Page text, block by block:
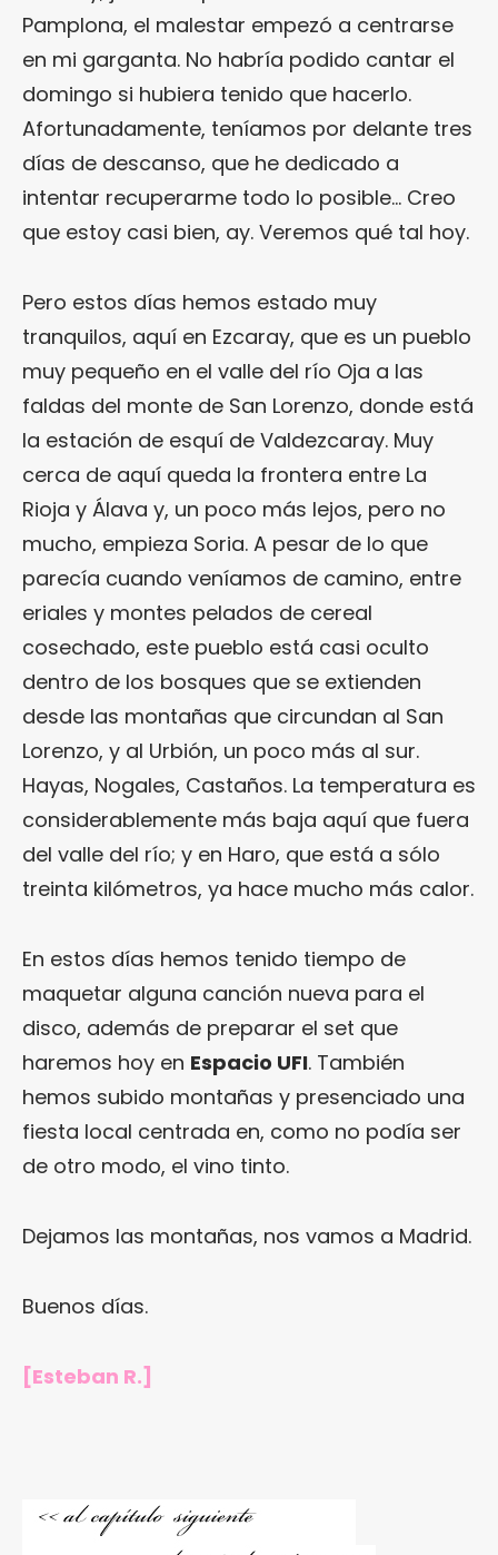
Pamplona, el malestar empezó a centrarse
en mi garganta. No habría podido cantar el
domingo si hubiera tenido que hacerlo.
Afortunadamente, teníamos por delante tres
días de descanso, que he dedicado a
intentar recuperarme todo lo posible… Creo
que estoy casi bien, ay. Veremos qué tal hoy.
Pero estos días hemos estado muy
tranquilos, aquí en Ezcaray, que es un pueblo
muy pequeño en el valle del río Oja a las
faldas del monte de San Lorenzo, donde está
la estación de esquí de Valdezcaray. Muy
cerca de aquí queda la frontera entre La
Rioja y Álava y, un poco más lejos, pero no
mucho, empieza Soria. A pesar de lo que
parecía cuando veníamos de camino, entre
eriales y montes pelados de cereal
cosechado, este pueblo está casi oculto
dentro de los bosques que se extienden
desde las montañas que circundan al San
Lorenzo, y al Urbión, un poco más al sur.
Hayas, Nogales, Castaños. La temperatura es
considerablemente más baja aquí que fuera
del valle del río; y en Haro, que está a sólo
treinta kilómetros, ya hace mucho más calor.
En estos días hemos tenido tiempo de
maquetar alguna canción nueva para el
disco, además de preparar el set que
haremos hoy en Espacio UFI. También
hemos subido montañas y presenciado una
fiesta local centrada en, como no podía ser
de otro modo, el vino tinto.
Dejamos las montañas, nos vamos a Madrid.
Buenos días.
[Esteban R.]